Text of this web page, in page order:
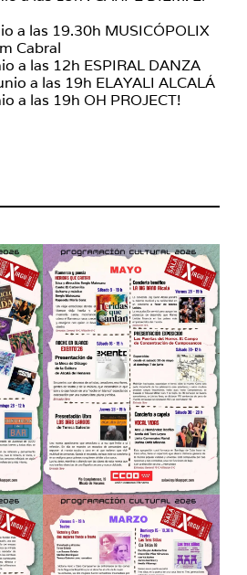
a las 19.30h MUSICÓPOLIX
Cabral
a las 12h ESPIRAL DANZA
a las 19h ELAYALI ALCALÁ
a las 19h OH PROJECT!